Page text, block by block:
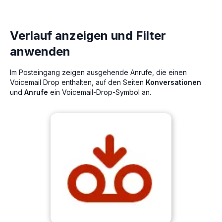
Verlauf anzeigen und Filter
anwenden
Im Posteingang zeigen ausgehende Anrufe, die einen
Voicemail Drop enthalten, auf den Seiten Konversationen
und Anrufe ein Voicemail-Drop-Symbol an.